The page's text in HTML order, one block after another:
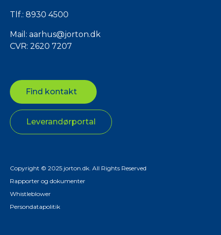
Tlf.: 8930 4500
Mail: aarhus@jorton.dk
CVR: 2620 7207
Find kontakt
Leverandørportal
Copyright © 2025 jorton.dk. All Rights Reserved
Rapporter og dokumenter
Whistleblower
Persondatapolitik